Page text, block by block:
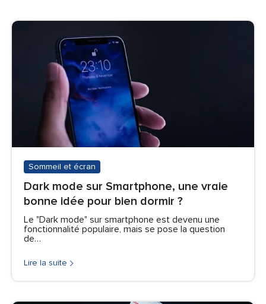
Sommeil et écran
Dark mode sur Smartphone, une vraie
bonne idée pour bien dormir ?
Le "Dark mode" sur smartphone est devenu une
fonctionnalité populaire, mais se pose la question
de…
Lire la suite